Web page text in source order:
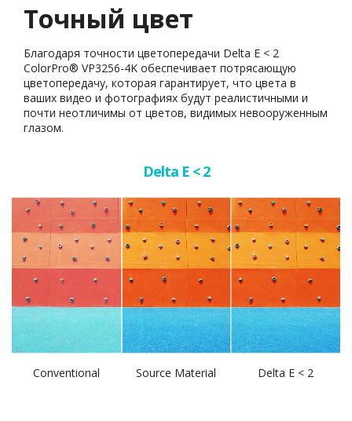
Точный цвет
Благодаря точности цветопередачи Delta E < 2
ColorPro® VP3256-4K обеспечивает потрясающую
цветопередачу, которая гарантирует, что цвета в
ваших видео и фотографиях будут реалистичными и
почти неотличимы от цветов, видимых невооруженным
глазом.
Delta E < 2
Conventional Source Material Delta E < 2